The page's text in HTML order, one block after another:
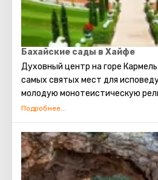
Бахайские сады в Хайфе
Духовный центр на горе
самых святых мест для
молодую монотеистическую
составе центра храм,
сады.
Усыпальница представляет
постройку, увенчанную